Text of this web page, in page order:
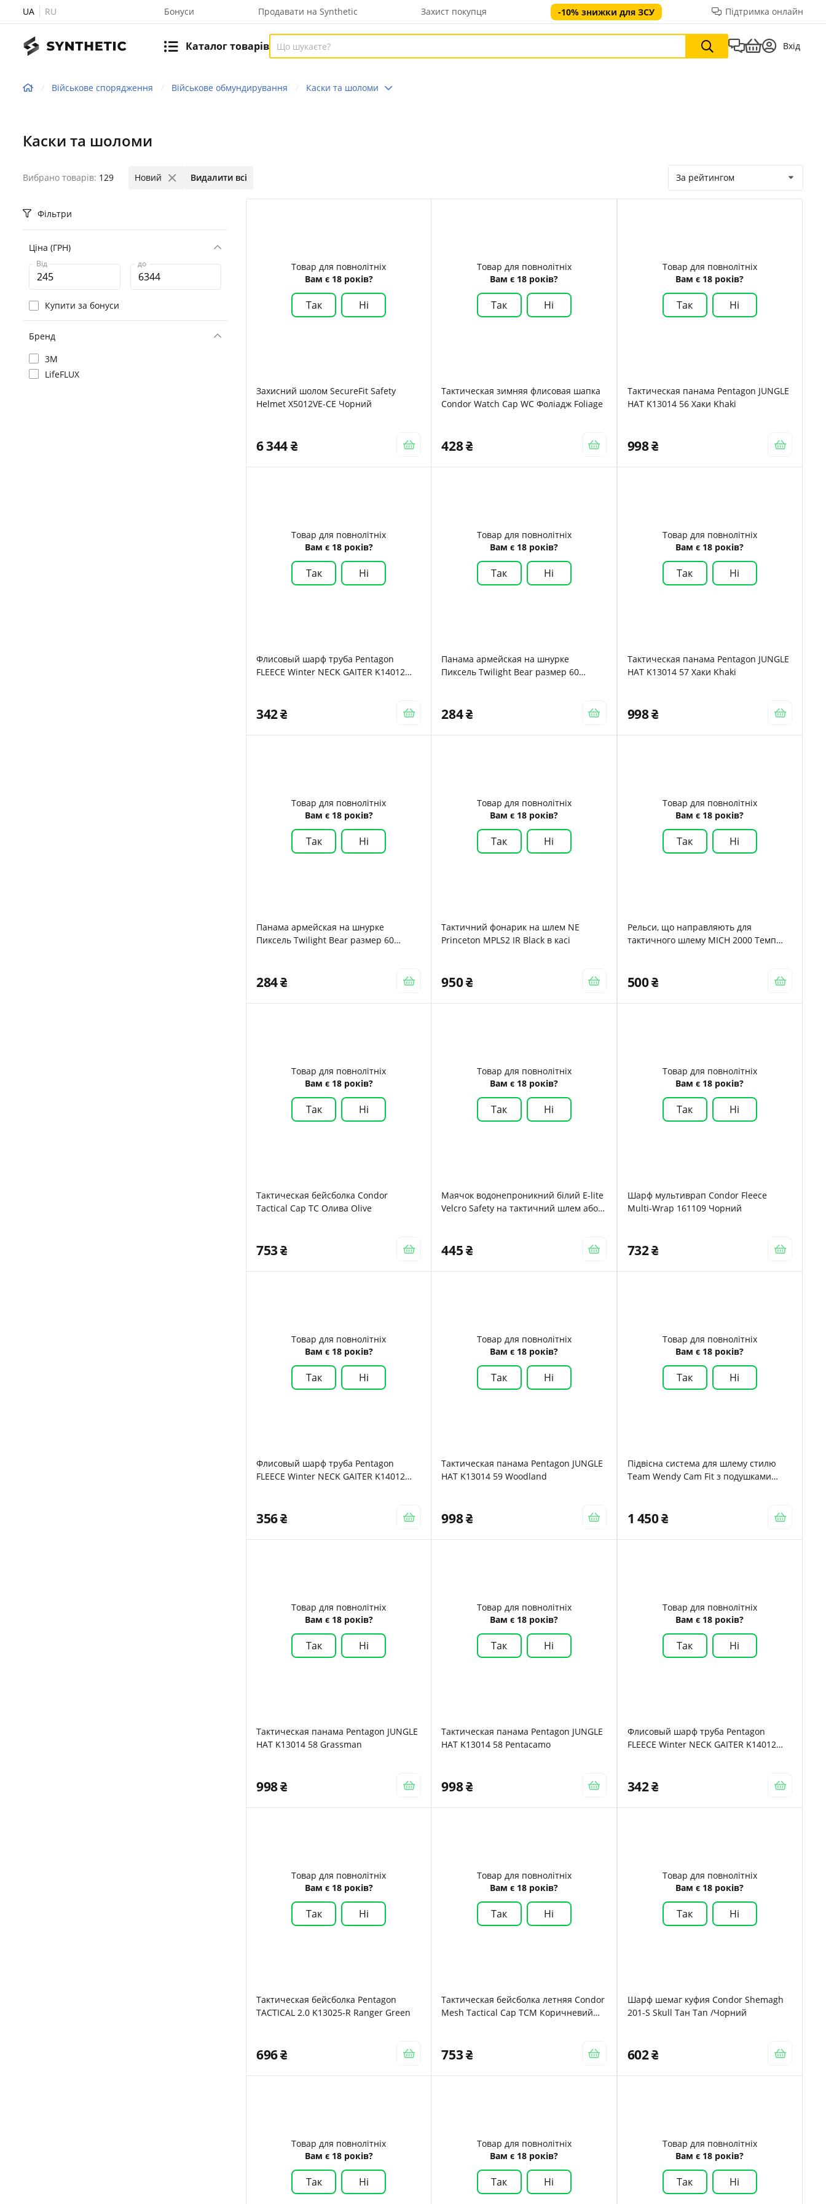
UA RU Бонуси Продавати на Synthetic Захист покупця -10% знижки для ЗСУ Підтримка онлайн
Каталог товарів Вхід
Військове спорядження Військове обмундирування Каски та шоломи
Каски та шоломи
Вибрано товарів: 129 Видалити всі
Новий За рейтингом
Фільтри
Ціна (ГРН)
Від до
Купити за бонуси
Бренд
3M
LifeFLUX
Товар для повнолітніх
Вам є 18 років?
Так Ні
Захисний шолом SecureFit Safety
Helmet X5012VE-CE Чорний
6 344
Товар для повнолітніх
Вам є 18 років?
Так Ні
Тактическая зимняя флисовая шапка
Condor Watch Cap WC Фоліадж Foliage
428
Товар для повнолітніх
Вам є 18 років?
Так Ні
Тактическая панама Pentagon JUNGLE
HAT K13014 56 Хаки Khaki
998
Товар для повнолітніх
Вам є 18 років?
Так Ні
Флисовый шарф труба Pentagon
FLEECE Winter NECK GAITER K14012
342
Товар для повнолітніх
Вам є 18 років?
Так Ні
Панама армейская на шнурке
Пиксель Twilight Bear размер 60
284
Товар для повнолітніх
Вам є 18 років?
Так Ні
Тактическая панама Pentagon JUNGLE
HAT K13014 57 Хаки Khaki
998
Товар для повнолітніх
Вам є 18 років?
Так Ні
Панама армейская на шнурке
Пиксель Twilight Bear размер 60
284
Товар для повнолітніх
Вам є 18 років?
Так Ні
Тактичний фонарик на шлем NE
Princeton MPLS2 IR Black в касі
950
Товар для повнолітніх
Вам є 18 років?
Так Ні
Рельси, що направляють для
тактичного шлему MICH 2000 Темп
500
Товар для повнолітніх
Вам є 18 років?
Так Ні
Тактическая бейсболка Condor
Tactical Cap TC Олива Olive
753
Товар для повнолітніх
Вам є 18 років?
Так Ні
Маячок водонепроникний білий E-lite
Velcro Safety на тактичний шлем або
445
Товар для повнолітніх
Вам є 18 років?
Так Ні
Шарф мультиврап Condor Fleece
Multi-Wrap 161109 Чорний
732
Товар для повнолітніх
Вам є 18 років?
Так Ні
Флисовый шарф труба Pentagon
FLEECE Winter NECK GAITER K14012
356
Товар для повнолітніх
Вам є 18 років?
Так Ні
Тактическая панама Pentagon JUNGLE
HAT K13014 59 Woodland
998
Товар для повнолітніх
Вам є 18 років?
Так Ні
Підвісна система для шлему стилю
Team Wendy Cam Fit з подушками
1 450
Товар для повнолітніх
Вам є 18 років?
Так Ні
Тактическая панама Pentagon JUNGLE
HAT K13014 58 Grassman
998
Товар для повнолітніх
Вам є 18 років?
Так Ні
Тактическая панама Pentagon JUNGLE
HAT K13014 58 Pentacamo
998
Товар для повнолітніх
Вам є 18 років?
Так Ні
Флисовый шарф труба Pentagon
FLEECE Winter NECK GAITER K14012
342
Товар для повнолітніх
Вам є 18 років?
Так Ні
Тактическая бейсболка Pentagon
TACTICAL 2.0 K13025-R Ranger Green
696
Товар для повнолітніх
Вам є 18 років?
Так Ні
Тактическая бейсболка летняя Condor
Mesh Tactical Cap TCM Коричневий
753
Товар для повнолітніх
Вам є 18 років?
Так Ні
Шарф шемаг куфия Condor Shemagh
201-S Skull Тан Tan /Чорний
602
Товар для повнолітніх
Вам є 18 років?
Так Ні
Товар для повнолітніх
Вам є 18 років?
Так Ні
Товар для повнолітніх
Вам є 18 років?
Так Ні